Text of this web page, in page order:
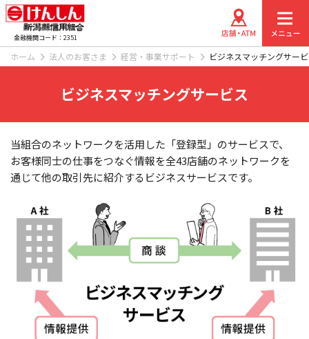
金融機関コード：2351
ホーム 法人のお客さま 経営・事業サポート ビジネスマッチングサー
ビジネスマッチングサービス
当組合のネットワークを活用した「登録型」のサービスで、
お客様同士の仕事をつなぐ情報を全43店舗のネットワークを
通じて他の取引先に紹介するビジネスサービスです。